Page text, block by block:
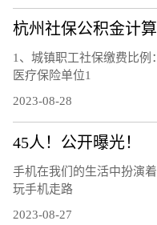
杭州社保公积金计
1、城镇职工社保缴费比例
医疗保险单位1
2023-08-28
45人！公开曝光！
手机在我们的生活中扮演
玩手机走路
2023-08-27